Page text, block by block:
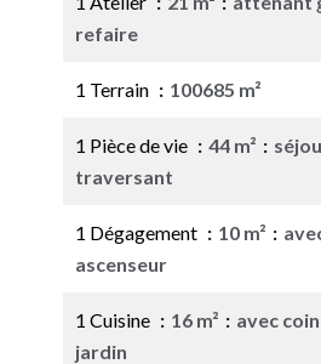
refaire
1 Terrain 100685 m²
1 Pièce de vie 44 m²
traversant
1 Dégagement 10 m²
ascenseur
1 Cuisine 16 m²
avec
jardin